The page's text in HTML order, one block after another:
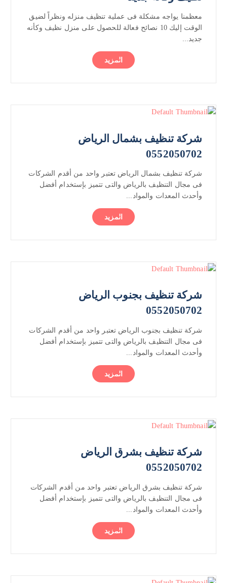
معظمنا يواجه مشكلة فى عملية تنظيف منزله ونظراً لضيق
الوقت إليك 10 نصائح فعالة للحصول على منزل نظيف وكأنه
جديد...
المزيد
شركة تنظيف بشمال الرياض
0552050702
شركة تنظيف بشمال الرياض تعتبر واحد من أقدم الشركات
فى مجال التنظيف بالرياض والتى تتميز بإستخدام أفضل
وأحدث المعدات والمواد...
المزيد
شركة تنظيف بجنوب الرياض
0552050702
شركة تنظيف بجنوب الرياض تعتبر واحد من أقدم الشركات
فى مجال التنظيف بالرياض والتى تتميز بإستخدام أفضل
وأحدث المعدات والمواد...
المزيد
شركة تنظيف بشرق الرياض
0552050702
شركة تنظيف بشرق الرياض تعتبر واحد من أقدم الشركات
فى مجال التنظيف بالرياض والتى تتميز بإستخدام أفضل
وأحدث المعدات والمواد...
المزيد